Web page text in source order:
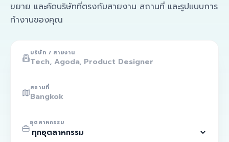
ขยาย และคัดบริษัทที่ตรงกับสายงาน สถานที่ และรูปแบบการ
ทำงานของคุณ
บริษัท / สายงาน
สถานที่
อุตสาหกรรม